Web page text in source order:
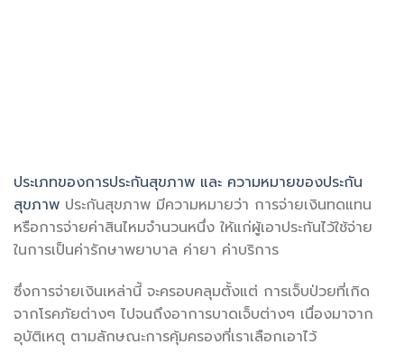
ประเภทของการประกันสุขภาพ และ ความหมายของประกัน
สุขภาพ ประกันสุขภาพ มีความหมายว่า การจ่ายเงินทดแทน
หรือการจ่ายค่าสินไหมจำนวนหนึ่ง ให้แก่ผู้เอาประกันไว้ใช้จ่าย
ในการเป็นค่ารักษาพยาบาล ค่ายา ค่าบริการ
ซึ่งการจ่ายเงินเหล่านี้ จะครอบคลุมตั้งแต่ การเจ็บป่วยที่เกิด
จากโรคภัยต่างๆ ไปจนถึงอาการบาดเจ็บต่างๆ เนื่องมาจาก
อุบัติเหตุ ตามลักษณะการคุ้มครองที่เราเลือกเอาไว้